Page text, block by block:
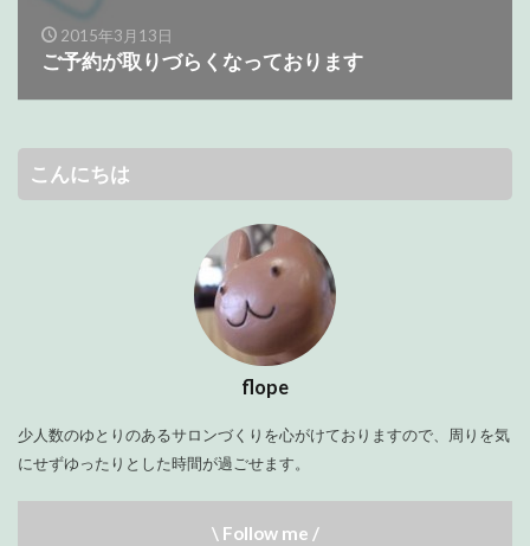
2015年3月13日
ご予約が取りづらくなっております
こんにちは
flope
少人数のゆとりのあるサロンづくりを心がけておりますので、周りを気
にせずゆったりとした時間が過ごせます。
\ Follow me /